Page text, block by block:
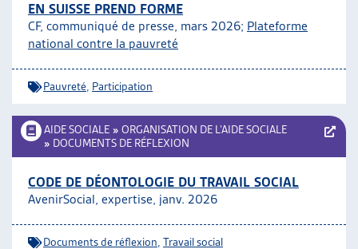
GUIDE SOCIAL ROMAND
AUTRES
PROJETS ET ACTIVITÉS
JOURNÉES D’AUTOMNE
EN SUISSE PREND FORME
CF, communiqué de presse, mars 2026; Plateforme
national contre la pauvreté
Pauvreté Participation
AIDE SOCIALE » ORGANISATION DE L’AIDE SOCIALE
» DOCUMENTS DE RÉFLEXION
CODE DE DÉONTOLOGIE DU TRAVAIL SOCIAL
AvenirSocial, expertise, janv. 2026
Documents de réflexion Travail social